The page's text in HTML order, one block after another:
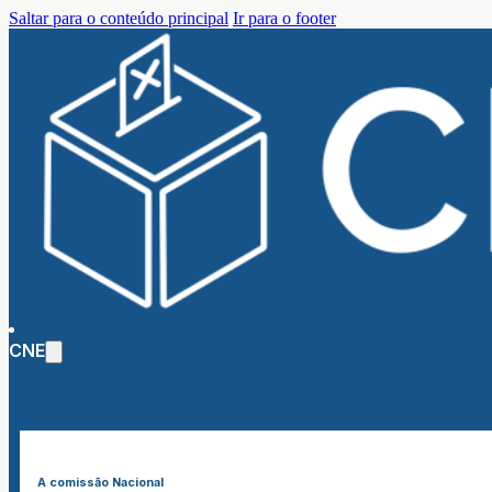
Saltar para o conteúdo principal Ir para o footer
CNE
A comissão Nacional